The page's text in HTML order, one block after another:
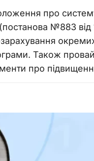
про
№883
окремих
Також
про